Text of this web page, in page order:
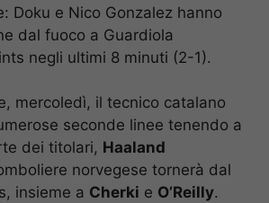
Doku e Nico Gonzalez hanno
dal fuoco a Guardiola
negli ultimi 8 minuti (2-1).
mercoledì, il tecnico catalano
seconde linee tenendo a
dei titolari, Haaland
norvegese tornerà dal
insieme a Cherki e O’Reilly.